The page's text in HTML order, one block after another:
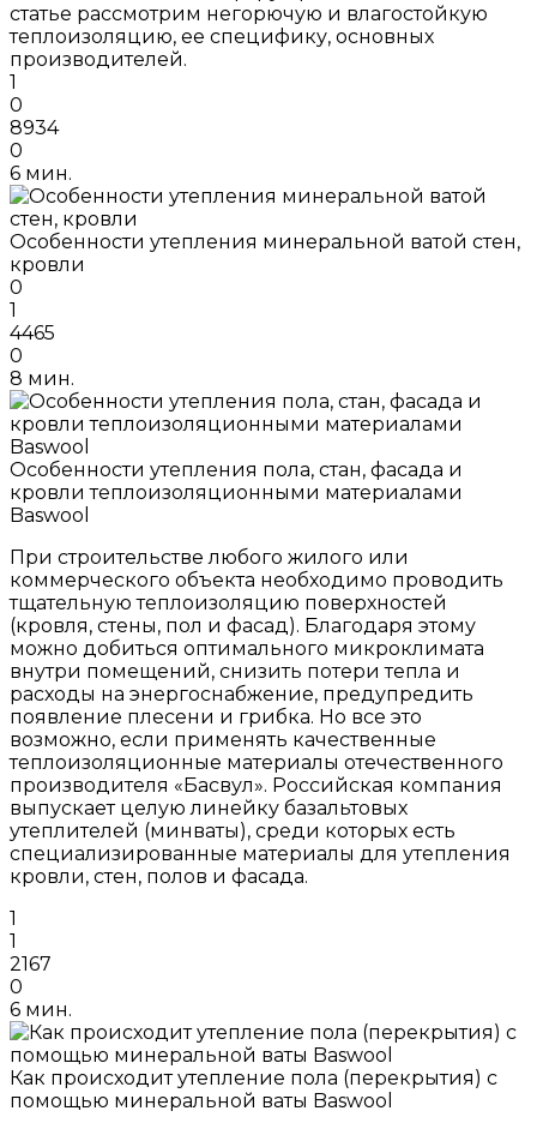
статье рассмотрим негорючую и влагостойкую
теплоизоляцию, ее специфику, основных
производителей.
1
0
8934
0
6 мин.
Особенности утепления минеральной ватой стен,
кровли
0
1
4465
0
8 мин.
Особенности утепления пола, стан, фасада и
кровли теплоизоляционными материалами
Baswool
При строительстве любого жилого или
коммерческого объекта необходимо проводить
тщательную теплоизоляцию поверхностей
(кровля, стены, пол и фасад). Благодаря этому
можно добиться оптимального микроклимата
внутри помещений, снизить потери тепла и
расходы на энергоснабжение, предупредить
появление плесени и грибка. Но все это
возможно, если применять качественные
теплоизоляционные материалы отечественного
производителя «Басвул». Российская компания
выпускает целую линейку базальтовых
утеплителей (минваты), среди которых есть
специализированные материалы для утепления
кровли, стен, полов и фасада.
1
1
2167
0
6 мин.
Как происходит утепление пола (перекрытия) с
помощью минеральной ваты Baswool